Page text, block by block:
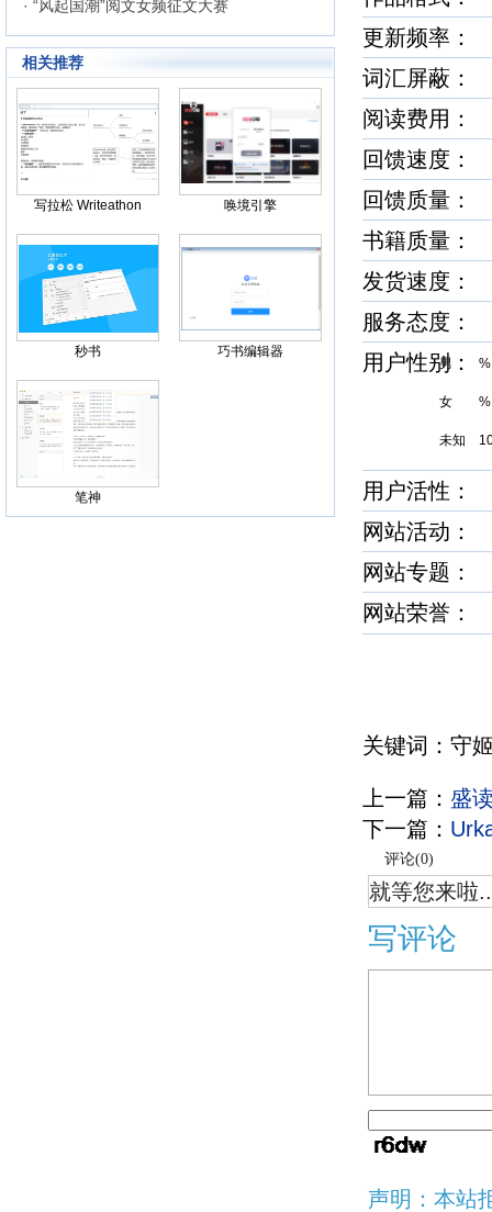
· “风起国潮”阅文女频征文大赛
相关推荐
写拉松 Writeathon 唤境引擎
秒书 巧书编辑器
笔神
更新频率：
词汇屏蔽
阅读费用：
回馈速度
回馈质量
书籍质量
发货速度
服务态度
用户性别
男 %
女 %
未知
用户活性
网站活动：
网站专题：
网站荣誉
关键词：守
上一篇： 盛
下一篇：
评论(0)
就等您来啦
写评论
声明：本站